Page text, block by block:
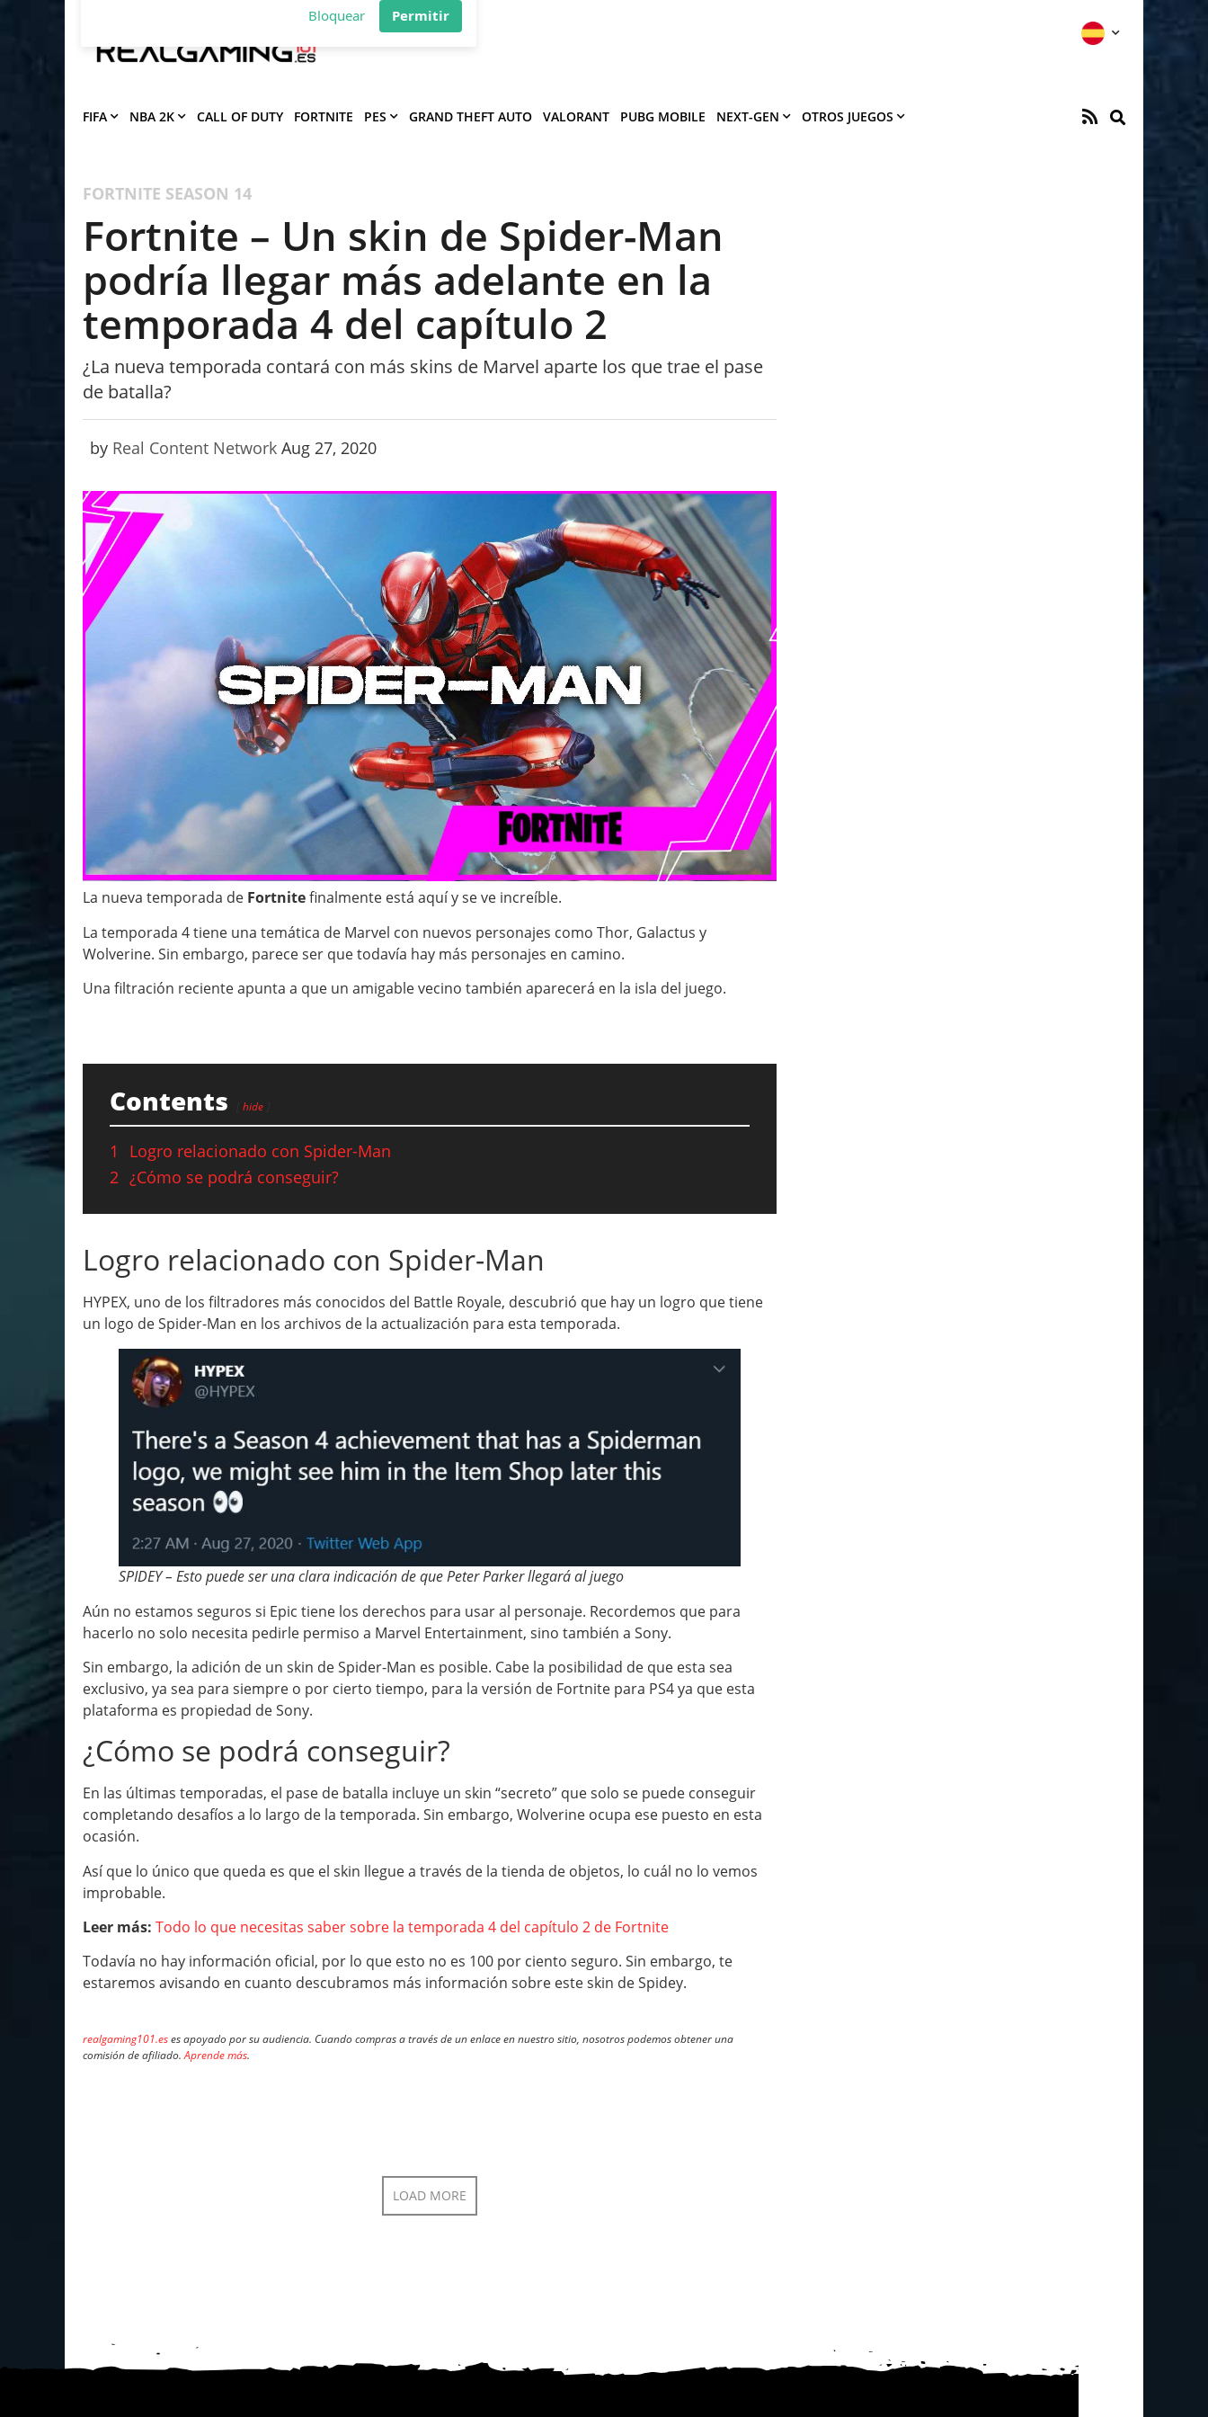
Deja que Gfinity Digital Network te envíe
notificaciones de los mejores artículos.
FIFA NBA 2K CALL OF DUTY FORTNITE PES GRAND THEFT AUTO VALORANT PUBG MOBILE NEXT-GEN OTROS JUEGOS
FORTNITE SEASON 14
Fortnite – Un skin de Spider-Man
podría llegar más adelante en la
temporada 4 del capítulo 2
¿La nueva temporada contará con más skins de Marvel aparte los que trae el pase
de batalla?
by Real Content Network Aug 27, 2020
La nueva temporada de Fortnitefinalmente está aquí y se ve increíble.
La temporada 4 tiene una temática de Marvel con nuevos personajes como Thor, Galactus y
Wolverine. Sin embargo, parece ser que todavía hay más personajes en camino.
Una filtración reciente apunta a que un amigable vecino también aparecerá en la isla del juego.
Contents hide
1
Logro relacionado con Spider-Man
2 ¿Cómo se podrá conseguir?
Logro relacionado con Spider-Man
HYPEX, uno de los filtradores más conocidos del Battle Royale, descubrió que hay un logro que tiene
un logo de Spider-Man en los archivos de la actualización para esta temporada.
SPIDEY – Esto puede ser una clara indicación de que Peter Parker llegará al juego
Aún no estamos seguros si Epic tiene los derechos para usar al personaje. Recordemos que para
hacerlo no solo necesita pedirle permiso a Marvel Entertainment, sino también a Sony.
Sin embargo, la adición de un skin de Spider-Man es posible. Cabe la posibilidad de que esta sea
exclusivo, ya sea para siempre o por cierto tiempo, para la versión de Fortnite para PS4 ya que esta
plataforma es propiedad de Sony.
¿Cómo se podrá conseguir?
En las últimas temporadas, el pase de batalla incluye un skin “secreto” que solo se puede conseguir
completando desafíos a lo largo de la temporada. Sin embargo, Wolverine ocupa ese puesto en esta
ocasión.
Así que lo único que queda es que el skin llegue a través de la tienda de objetos, lo cuál no lo vemos
improbable.
Leer más: Todo lo que necesitas saber sobre la temporada 4 del capítulo 2 de Fortnite
Todavía no hay información oficial, por lo que esto no es 100 por ciento seguro. Sin embargo, te
estaremos avisando en cuanto descubramos más información sobre este skin de Spidey.
realgaming101.eses apoyado por su audiencia. Cuando compras a través de un enlace en nuestro sitio, nosotros podemos obtener una
comisión de afiliado.Aprende más.
LOAD MORE